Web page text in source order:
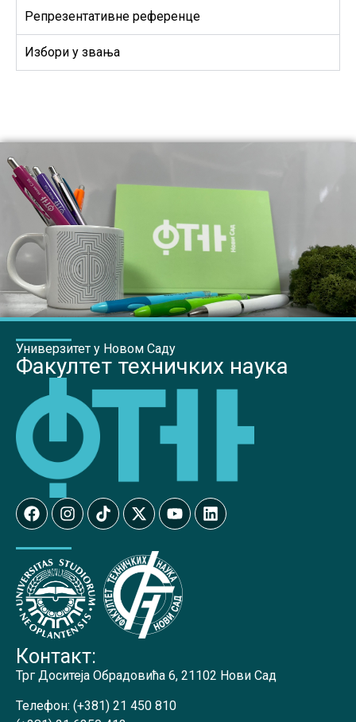
Репрезентативне референце
Избори у звања
Универзитет у Новом Саду
Факултет техничких наука
Контакт:
Трг Доситеја Обрадовића 6, 21102 Нови Сад
Телефон: (+381) 21 450 810